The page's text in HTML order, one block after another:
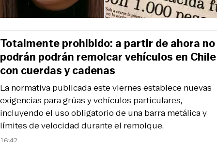
La normativa publicada este viernes establece nuevas
exigencias para grúas y vehículos particulares,
incluyendo el uso obligatorio de una barra metálica y
límites de velocidad durante el remolque.
Totalmente prohibido: a partir de ahora no
podrán podrán remolcar vehículos en Chile
con cuerdas y cadenas